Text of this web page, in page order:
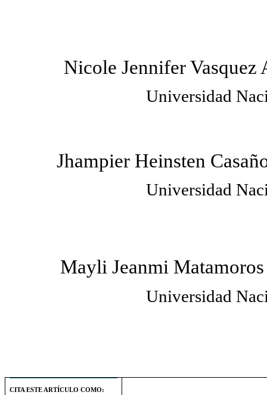
Nicole Jennifer Vasquez
Universidad
Jhampier Heinsten
Universidad
Mayli Jeanmi
Universidad
CITA ESTE ARTÍCULO COMO: